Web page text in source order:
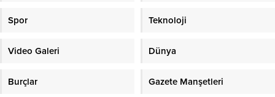
Spor Teknoloji
Video Galeri Dünya
Burçlar Gazete Manşetleri